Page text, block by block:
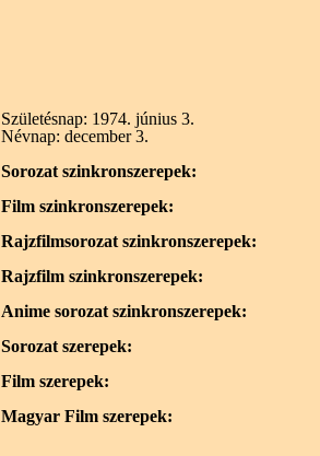
Születésnap: 1974. június 3.
Névnap: december 3.
Sorozat szinkronszerepek:
Film szinkronszerepek:
Rajzfilmsorozat szinkronszerepek:
Rajzfilm szinkronszerepek:
Anime sorozat szinkronszerepek:
Sorozat szerepek:
Film szerepek:
Magyar Film szerepek: